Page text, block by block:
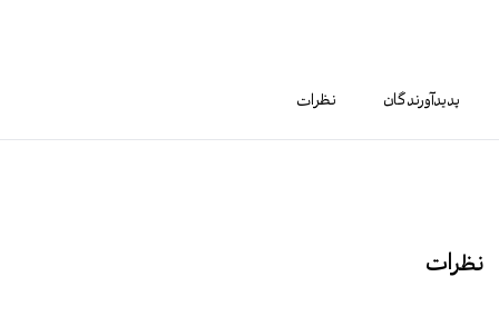
پدیدآورندگان نظرات
نظرات